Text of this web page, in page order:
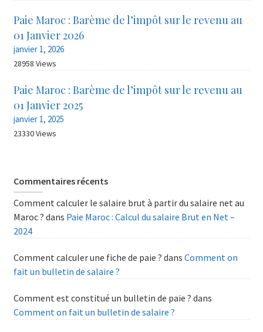
Paie Maroc : Barème de l’impôt sur le revenu au
01 Janvier 2026
janvier 1, 2026
28958 Views
Paie Maroc : Barème de l’impôt sur le revenu au
01 Janvier 2025
janvier 1, 2025
23330 Views
Commentaires récents
Comment calculer le salaire brut à partir du salaire net au
Maroc ? dans Paie Maroc : Calcul du salaire Brut en Net –
2024
Comment calculer une fiche de paie ? dans Comment on
fait un bulletin de salaire ?
Comment est constitué un bulletin de paie ? dans
Comment on fait un bulletin de salaire ?